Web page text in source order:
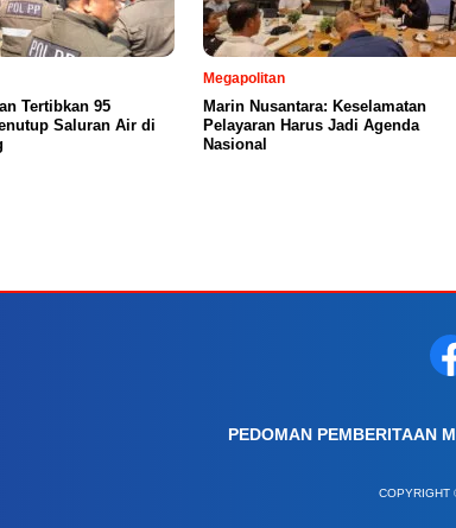
Tertibkan 95
Saluran Air di
Megapolitan
Marin Nusantara: Keselamatan
Pelayaran Harus Jadi Agenda
Nasional
PEDOMAN PEMBERITAAN
COPYRIGHT